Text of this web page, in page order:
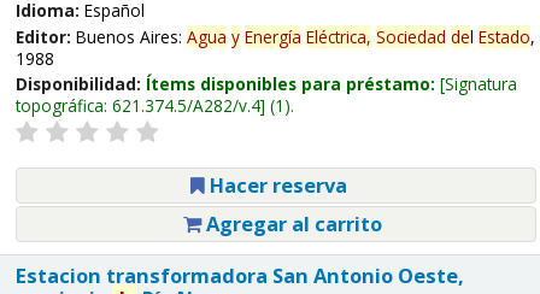
Idioma: Español
Editor: Buenos Aires: Agua y Energía Eléctrica, Sociedad del Estado,
1988
Disponibilidad: Ítems disponibles para préstamo: Signatura
topográfica: 621.374.5/A282/v.4 (1).
Hacer reserva
Agregar al carrito
Estacion transformadora San Antonio Oeste,